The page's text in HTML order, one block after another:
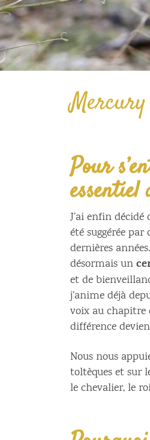
Mercury
Pour
essentiel
J’ai enfin
été suggérée
dernières
désormais un
et de
j’anime déjà
voix au chapitre
différence
Nous nous
toltèques et sur
le chevalier, le